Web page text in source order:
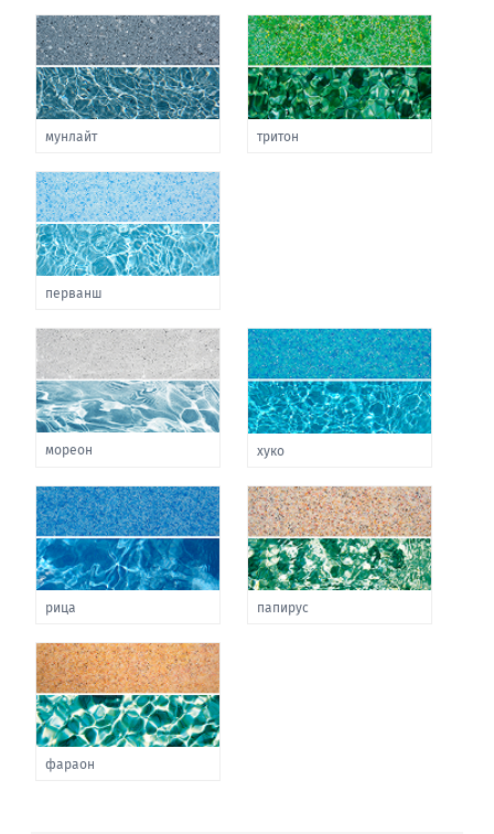
мунлайт тритон
перванш
мореон хуко
рица папирус
фараон